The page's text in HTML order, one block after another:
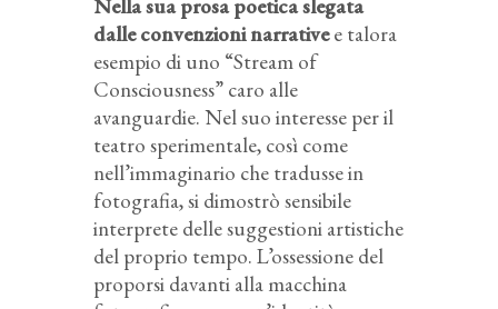
Nella sua prosa poetica slegata
dalle convenzioni narrativee talora
esempio di uno “Stream of
Consciousness” caro alle
avanguardie. Nel suo interesse per il
teatro sperimentale, così come
nell’immaginario che tradusse in
fotografia, si dimostrò sensibile
interprete delle suggestioni artistiche
del proprio tempo. L’ossessione del
proporsi davanti alla macchina